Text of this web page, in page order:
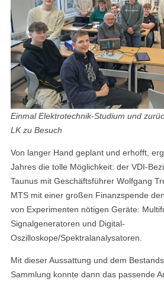
Einmal Elektrotechnik-Studium und
LK zu Besuch
Von langer Hand geplant und erhofft,
Jahres die tolle Möglichkeit: der VDI-
Taunus mit Geschäftsführer Wolfgang
MTS mit einer großen Finanzspende
von Experimenten nötigen Geräte:
Signalgeneratoren und Digital-
Oszilloskope/Spektralanalysatoren.
Mit dieser Aussattung und dem
Sammlung konnte dann das passende